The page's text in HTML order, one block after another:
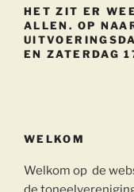
HET ZIT ER
ALLEN. OP
EN ZATERDAG
WELKOM
Welkom op de